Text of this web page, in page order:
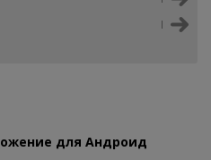
для Андроид